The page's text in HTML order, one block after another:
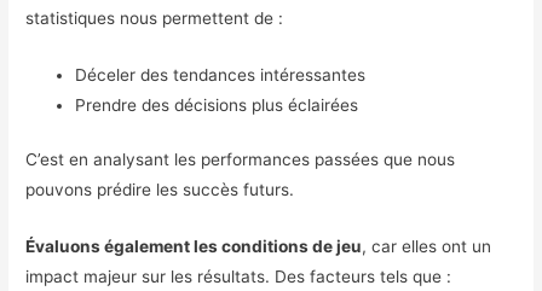
statistiques nous permettent de :
Déceler des tendances intéressantes
Prendre des décisions plus éclairées
C’est en analysant les performances passées que nous
pouvons prédire les succès futurs.
Évaluons également les conditions de jeu, car elles ont un
impact majeur sur les résultats. Des facteurs tels que :